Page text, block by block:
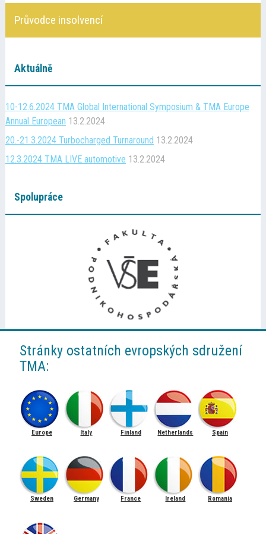
Průvodce insolvencí
Aktuálně
10-12.6.2024 TMA Global International Symposium & TMA Europe
Annual European 13.2.2024
20.-21.3.2024 Turbocharged Turnaround 13.2.2024
12.3.2024 TMA LIVE automotive 13.2.2024
Spolupráce
Stránky ostatních evropských sdružení
TMA:
Europe Italy Finland Netherlands Spain
Sweden Germany France Ireland Romania